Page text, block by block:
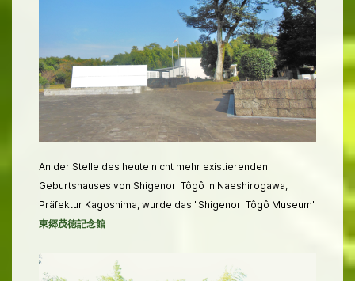
An der Stelle des heute nicht mehr existierenden
Geburtshauses von Shigenori Tôgô in Naeshirogawa,
Präfektur Kagoshima, wurde das "Shigenori Tôgô Museum"
東郷茂徳記念館